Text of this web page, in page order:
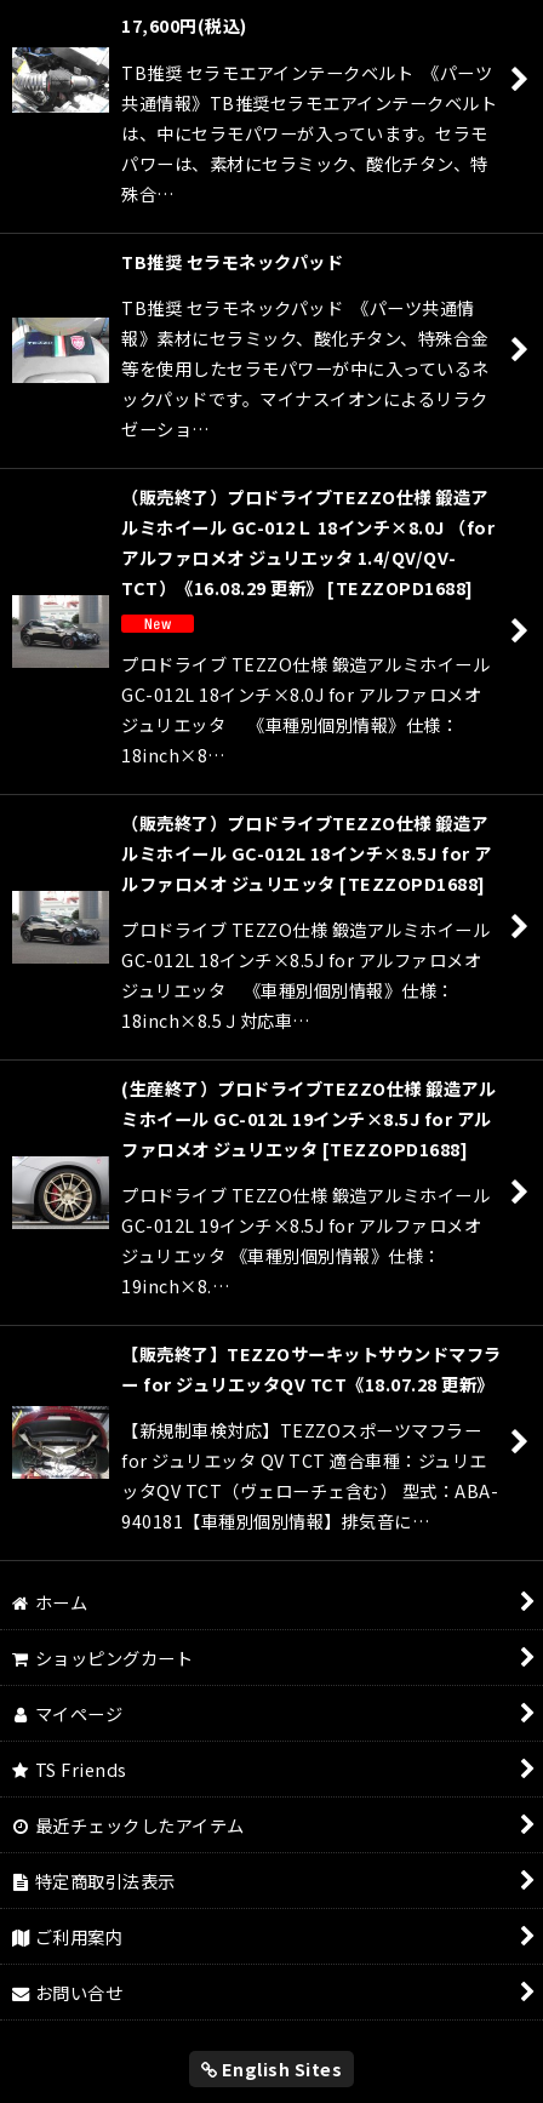
17,600円(税込)
TB推奨 セラモエアインテークベルト 《パーツ
共通情報》TB推奨セラモエアインテークベルト
は、中にセラモパワーが入っています。セラモ
パワーは、素材にセラミック、酸化チタン、特
殊合…
TB推奨 セラモネックパッド
TB推奨 セラモネックパッド 《パーツ共通情
報》素材にセラミック、酸化チタン、特殊合金
等を使用したセラモパワーが中に入っているネ
ックパッドです。マイナスイオンによるリラク
ゼーショ…
（販売終了）プロドライブTEZZO仕様 鍛造ア
ルミホイール GC-012Ｌ 18インチ×8.0J （for
アルファロメオ ジュリエッタ 1.4/QV/QV-
TCT）《16.08.29 更新》 [TEZZOPD1688]
プロドライブ TEZZO仕様 鍛造アルミホイール
GC-012L 18インチ×8.0J for アルファロメオ
ジュリエッタ 《車種別個別情報》仕様：
18inch×8…
（販売終了）プロドライブTEZZO仕様 鍛造ア
ルミホイール GC-012L 18インチ×8.5J for ア
ルファロメオ ジュリエッタ [TEZZOPD1688]
プロドライブ TEZZO仕様 鍛造アルミホイール
GC-012L 18インチ×8.5J for アルファロメオ
ジュリエッタ 《車種別個別情報》仕様：
18inch×8.5Ｊ対応車…
(生産終了）プロドライブTEZZO仕様 鍛造アル
ミホイール GC-012L 19インチ×8.5J for アル
ファロメオ ジュリエッタ [TEZZOPD1688]
プロドライブ TEZZO仕様 鍛造アルミホイール
GC-012L 19インチ×8.5J for アルファロメオ
ジュリエッタ 《車種別個別情報》仕様：
19inch×8.…
【販売終了】TEZZOサーキットサウンドマフラ
ー for ジュリエッタQV TCT《18.07.28 更新》
【新規制車検対応】TEZZOスポーツマフラー
for ジュリエッタ QV TCT 適合車種：ジュリエ
ッタQV TCT（ヴェローチェ含む） 型式：ABA-
940181【車種別個別情報】排気音に…
ホーム
ショッピングカート
マイページ
TS Friends
最近チェックしたアイテム
特定商取引法表示
ご利用案内
お問い合せ
English Sites